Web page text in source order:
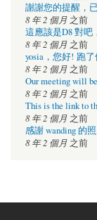
謝謝您的提醒，
8 年 2 個月 之前
這應該是D8 對吧
8 年 2 個月 之前
yosia，您好! 跑
8 年 2 個月 之前
Our meeting will
8 年 2 個月 之前
This is the link to
8 年 2 個月 之前
感謝 wanding 的照
8 年 2 個月 之前